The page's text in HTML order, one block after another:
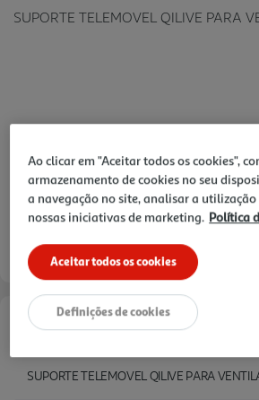
Link
para
SUPORTE TELEMOVEL QILIVE PARA
verificar stock em loja >
Entrega estimada entre11/08/2026 e
Informações de Marketing
SUPORTE TELEMOVEL QILIVE PARA
Ao clicar em "Aceitar todos os cookies",
armazenamento de cookies no seu
a navegação no site, analisar a
nossas iniciativas de marketing. Política
Aceitar todos os cookies
Definições de cookies